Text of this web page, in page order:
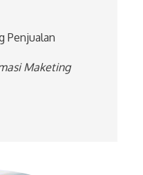
Penjualan
Maketing